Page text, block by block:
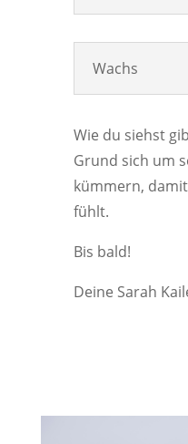
Wachs
Wie du siehst
Grund sich um
kümmern,
fühlt.
Bis bald!
Deine Sarah